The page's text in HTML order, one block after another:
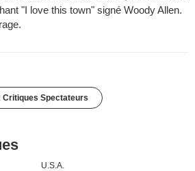
"I love this town" signé Woody Allen.
Critiques Spectateurs
U.S.A.